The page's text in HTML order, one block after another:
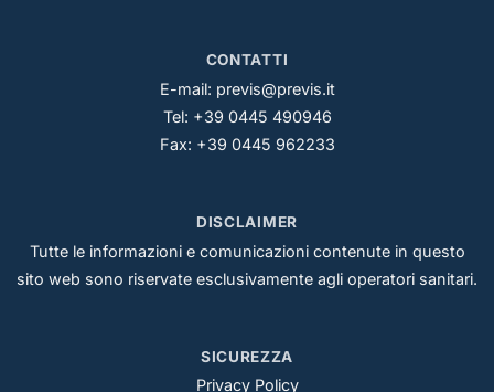
CONTATTI
E-mail: previs@previs.it
Tel: +39 0445 490946
Fax: +39 0445 962233
DISCLAIMER
Tutte le informazioni e comunicazioni contenute in questo
sito web sono riservate esclusivamente agli operatori sanitari.
SICUREZZA
Privacy Policy